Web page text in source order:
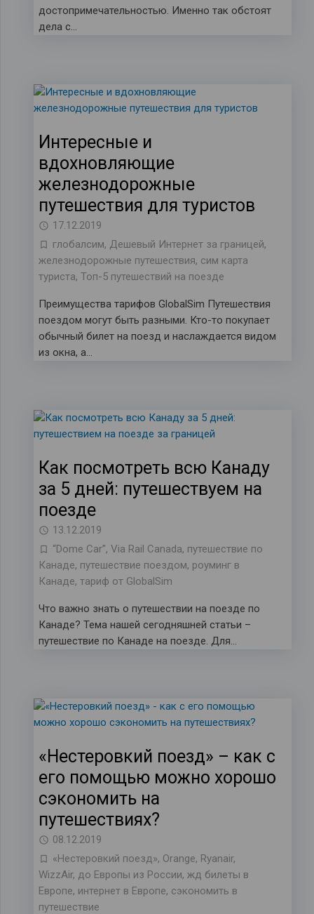
достопримечательностью. Именно так обстоят
дела с…
Интересные и
вдохновляющие
железнодорожные
путешествия для туристов
17.12.2019
глобалсим, Дешевый Интернет за границей,
железнодорожные путешествия, сим карта
туриста, Топ-5 путешествий на поезде
Преимущества тарифов GlobalSim Путешествия
поездом могут быть разными. Кто-то покупает
обычный билет на поезд и наслаждается видом
из окна, а…
Как посмотреть всю Канаду
за 5 дней: путешествуем на
поезде
13.12.2019
“Dome Car”, Via Rail Canada, путешествие по
Канаде, путешествие поездом, роуминг в
Канаде, тариф от GlobalSim
Что важно знать о путешествии на поезде по
Канаде? Тема нашей сегодняшней статьи –
путешествие по Канаде на поезде. Для…
«Нестеровкий поезд» – как с
его помощью можно хорошо
сэкономить на
путешествиях?
08.12.2019
«Нестеровкий поезд», Orange, Ryanair,
WizzAir, до Европы из России, жд билеты в
Европе, интернет в Европе, сэкономить в
путешествие